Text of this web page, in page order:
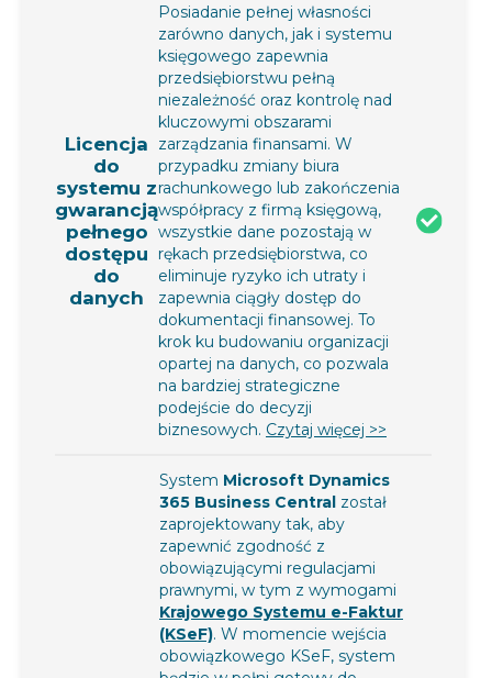
Licencja
do
systemu z
gwarancją
pełnego
dostępu
do
danych
Posiadanie pełnej własności
zarówno danych, jak i systemu
księgowego zapewnia
przedsiębiorstwu pełną
niezależność oraz kontrolę nad
kluczowymi obszarami
zarządzania finansami. W
przypadku zmiany biura
rachunkowego lub zakończenia
współpracy z firmą księgową,
wszystkie dane pozostają w
rękach przedsiębiorstwa, co
eliminuje ryzyko ich utraty i
zapewnia ciągły dostęp do
dokumentacji finansowej. To
krok ku budowaniu organizacji
opartej na danych, co pozwala
na bardziej strategiczne
podejście do decyzji
biznesowych. Czytaj więcej >>
System Microsoft Dynamics
365 Business Central został
zaprojektowany tak, aby
zapewnić zgodność z
obowiązującymi regulacjami
prawnymi, w tym z wymogami
Krajowego Systemu e-Faktur
(KSeF). W momencie wejścia
obowiązkowego KSeF, system